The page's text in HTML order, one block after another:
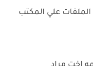
علي المكتب